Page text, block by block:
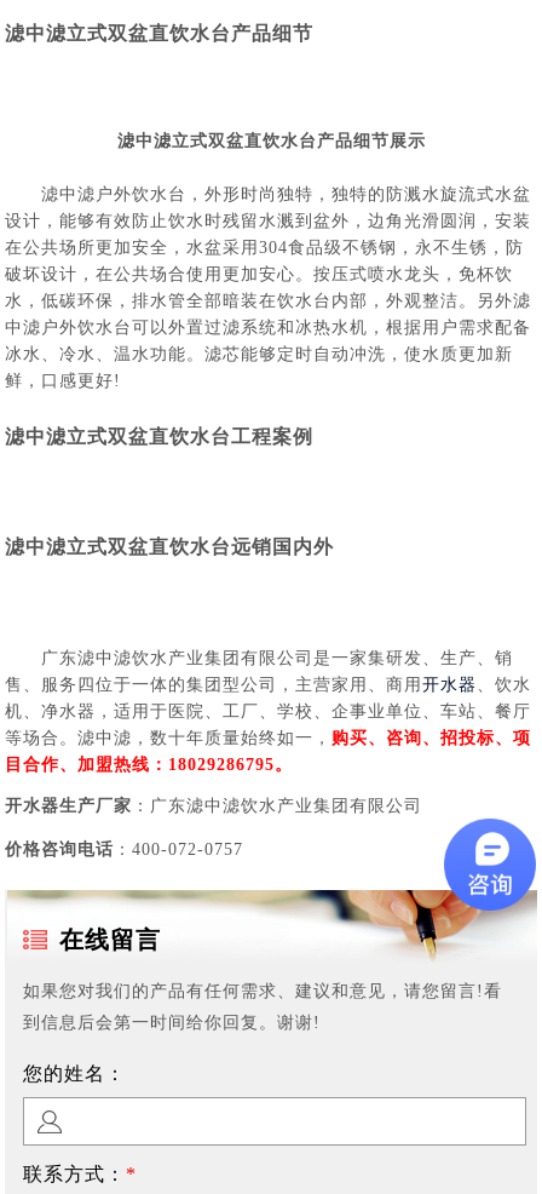
滤中滤立式双盆直饮水台产品细节
滤中滤立式双盆直饮水台产品细节展示
滤中滤户外饮水台，外形时尚独特，独特的防溅水旋流式水盆
设计，能够有效防止饮水时残留水溅到盆外，边角光滑圆润，安装
在公共场所更加安全，水盆采用304食品级不锈钢，永不生锈，防
破坏设计，在公共场合使用更加安心。按压式喷水龙头，免杯饮
水，低碳环保，排水管全部暗装在饮水台内部，外观整洁。另外滤
中滤户外饮水台可以外置过滤系统和冰热水机，根据用户需求配备
冰水、冷水、温水功能。滤芯能够定时自动冲洗，使水质更加新
鲜，口感更好!
滤中滤立式双盆直饮水台工程案例
滤中滤立式双盆直饮水台远销国内外
广东滤中滤饮水产业集团有限公司是一家集研发、生产、销
售、服务四位于一体的集团型公司，主营家用、商用开水器 、饮水
机、净水器，适用于医院、工厂、学校、企事业单位、车站、餐厅
等场合。滤中滤，数十年质量始终如一， 购买、咨询、招投标、项
目合作、加盟热线：18029286795。
开水器生产厂家 ：广东滤中滤饮水产业集团有限公司
价格咨询电话 ：400-072-0757
在线留言
如果您对我们的产品有任何需求、建议和意见，请您留言!看
到信息后会第一时间给你回复。谢谢!
您的姓名：
联系方式： *